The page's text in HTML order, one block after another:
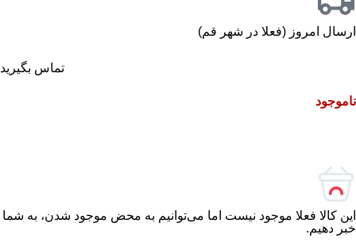
ارسال امروز (فعلا در شهر قم)
تماس بگیرید
ناموجود
این کالا فعلا موجود نیست اما می‌توانیم به محض موجود شدن، به شما
خبر دهیم.